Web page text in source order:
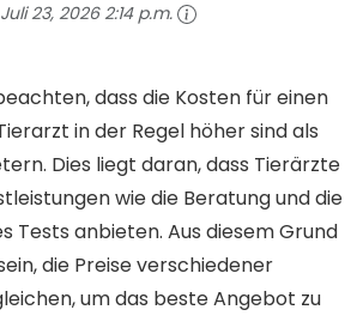
Juli 23, 2026 2:14 p.m.
dass die Kosten für einen
in der Regel höher sind als
Dies liegt daran, dass Tierärzte
wie die Beratung und die
Tests anbieten. Aus diesem Grund
die Preise verschiedener
um das beste Angebot zu